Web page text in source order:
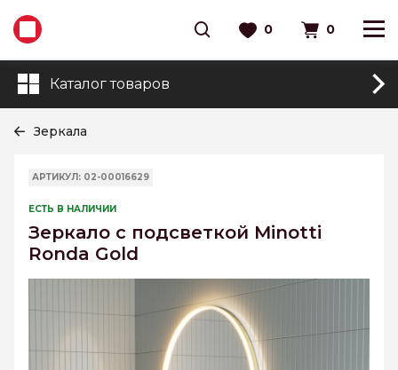
0 0
Каталог товаров
Зеркала
АРТИКУЛ: 02-00016629
ЕСТЬ В НАЛИЧИИ
Зеркало с подсветкой Minotti
Ronda Gold